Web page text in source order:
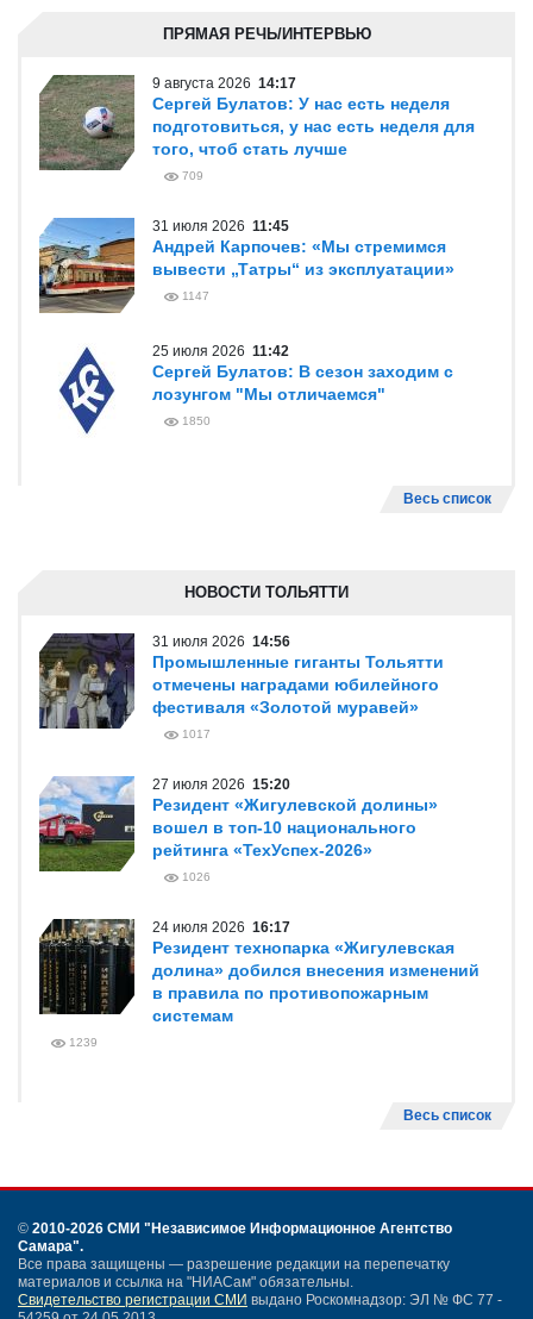
ПРЯМАЯ РЕЧЬ/ИНТЕРВЬЮ
9 августа 2026 14:17
Сергей Булатов: У нас есть неделя
подготовиться, у нас есть неделя для
того, чтоб стать лучше
709
31 июля 2026 11:45
Андрей Карпочев: «Мы стремимся
вывести „Татры“ из эксплуатации»
1147
25 июля 2026 11:42
Сергей Булатов: В сезон заходим с
лозунгом "Мы отличаемся"
1850
Весь список
НОВОСТИ ТОЛЬЯТТИ
31 июля 2026 14:56
Промышленные гиганты Тольятти
отмечены наградами юбилейного
фестиваля «Золотой муравей»
1017
27 июля 2026 15:20
Резидент «Жигулевской долины»
вошел в топ-10 национального
рейтинга «ТехУспех-2026»
1026
24 июля 2026 16:17
Резидент технопарка «Жигулевская
долина» добился внесения изменений
в правила по противопожарным
системам
1239
Весь список
© 2010-2026 СМИ "Независимое Информационное Агентство
Самара".
Все права защищены — разрешение редакции на перепечатку
материалов и ссылка на "НИАСам" обязательны.
Свидетельство регистрации СМИ выдано Роскомнадзор: ЭЛ № ФС 77 -